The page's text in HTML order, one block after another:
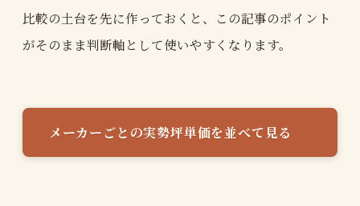
比較の土台を先に作っておくと、この記事のポイント
がそのまま判断軸として使いやすくなります。
メーカーごとの実勢坪単価を並べて見る